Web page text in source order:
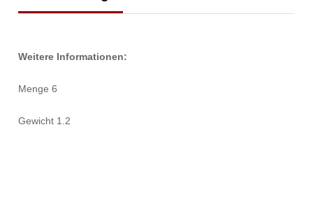
Weitere Informationen:
Menge 6
Gewicht 1.2